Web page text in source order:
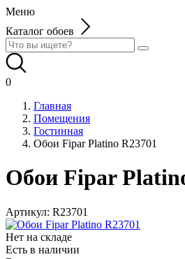
Меню
Каталог обоев
0
Главная
Помещения
Гостинная
Обои Fipar Platino R23701
Обои Fipar
Артикул: R23701
Нет на складе
Есть в наличии